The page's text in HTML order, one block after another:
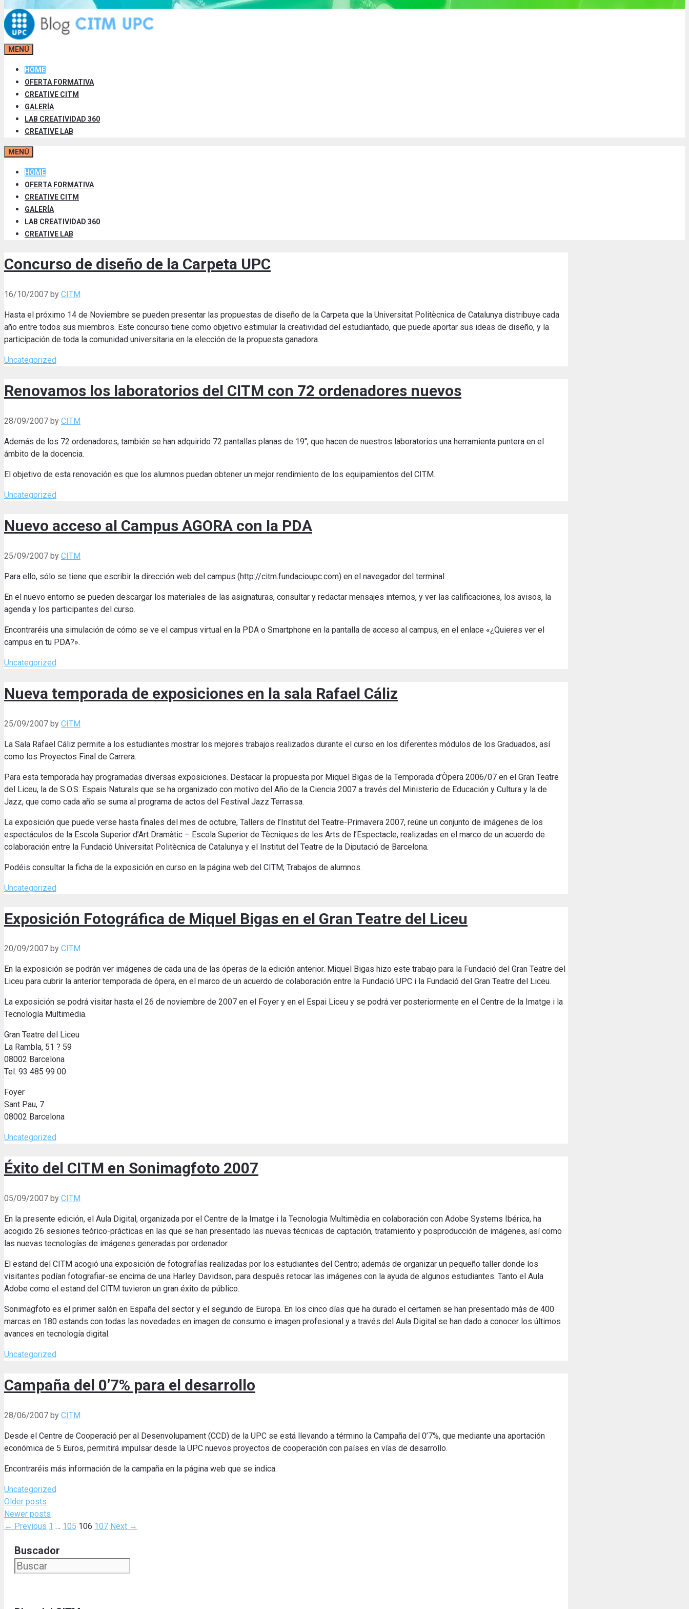
MENÚ
HOME
OFERTA FORMATIVA
CREATIVE CITM
GALERÍA
LAB CREATIVIDAD 360
CREATIVE LAB
MENÚ
HOME
OFERTA FORMATIVA
CREATIVE CITM
GALERÍA
LAB CREATIVIDAD 360
CREATIVE LAB
Concurso de diseño de la Carpeta UPC
16/10/2007 by CITM
Hasta el próximo 14 de Noviembre se pueden presentar las propuestas de diseño de la Carpeta que la Universitat Politècnica de Catalunya distribuye cada
año entre todos sus miembros. Este concurso tiene como objetivo estimular la creatividad del estudiantado, que puede aportar sus ideas de diseño, y la
participación de toda la comunidad universitaria en la elección de la propuesta ganadora.
Categories
Uncategorized
Renovamos los laboratorios del CITM con 72 ordenadores nuevos
28/09/2007 by CITM
Además de los 72 ordenadores, también se han adquirido 72 pantallas planas de 19″, que hacen de nuestros laboratorios una herramienta puntera en el
ámbito de la docencia.
El objetivo de esta renovación es que los alumnos puedan obtener un mejor rendimiento de los equipamientos del CITM.
Categories
Uncategorized
Nuevo acceso al Campus AGORA con la PDA
25/09/2007 by CITM
Para ello, sólo se tiene que escribir la dirección web del campus (http://citm.fundacioupc.com) en el navegador del terminal.
En el nuevo entorno se pueden descargar los materiales de las asignaturas, consultar y redactar mensajes internos, y ver las calificaciones, los avisos, la
agenda y los participantes del curso.
Encontraréis una simulación de cómo se ve el campus virtual en la PDA o Smartphone en la pantalla de acceso al campus, en el enlace «¿Quieres ver el
campus en tu PDA?».
Categories
Uncategorized
Nueva temporada de exposiciones en la sala Rafael Cáliz
25/09/2007 by CITM
La Sala Rafael Cáliz permite a los estudiantes mostrar los mejores trabajos realizados durante el curso en los diferentes módulos de los Graduados, así
como los Proyectos Final de Carrera.
Para esta temporada hay programadas diversas exposiciones. Destacar la propuesta por Miquel Bigas de la Temporada d’Òpera 2006/07 en el Gran Teatre
del Liceu, la de S.O.S: Espais Naturals que se ha organizado con motivo del Año de la Ciencia 2007 a través del Ministerio de Educación y Cultura y la de
Jazz, que como cada año se suma al programa de actos del Festival Jazz Terrassa.
La exposición que puede verse hasta finales del mes de octubre, Tallers de l’Institut del Teatre-Primavera 2007, reúne un conjunto de imágenes de los
espectáculos de la Escola Superior d’Art Dramàtic – Escola Superior de Tècniques de les Arts de l’Espectacle, realizadas en el marco de un acuerdo de
colaboración entre la Fundació Universitat Politècnica de Catalunya y el Institut del Teatre de la Diputació de Barcelona.
Podéis consultar la ficha de la exposición en curso en la página web del CITM; Trabajos de alumnos.
Categories
Uncategorized
Exposición Fotográfica de Miquel Bigas en el Gran Teatre del Liceu
20/09/2007 by CITM
En la exposición se podrán ver imágenes de cada una de las óperas de la edición anterior. Miquel Bigas hizo este trabajo para la Fundació del Gran Teatre del
Liceu para cubrir la anterior temporada de ópera, en el marco de un acuerdo de colaboración entre la Fundació UPC i la Fundació del Gran Teatre del Liceu.
La exposición se podrá visitar hasta el 26 de noviembre de 2007 en el Foyer y en el Espai Liceu y se podrá ver posteriormente en el Centre de la Imatge i la
Tecnología Multimedia.
Gran Teatre del Liceu
La Rambla, 51 ? 59
08002 Barcelona
Tel. 93 485 99 00
Foyer
Sant Pau, 7
08002 Barcelona
Categories
Uncategorized
Éxito del CITM en Sonimagfoto 2007
05/09/2007 by CITM
En la presente edición, el Aula Digital, organizada por el Centre de la Imatge i la Tecnologia Multimèdia en colaboración con Adobe Systems Ibérica, ha
acogido 26 sesiones teórico-prácticas en las que se han presentado las nuevas técnicas de captación, tratamiento y posproducción de imágenes, así como
las nuevas tecnologías de imágenes generadas por ordenador.
El estand del CITM acogió una exposición de fotografías realizadas por los estudiantes del Centro; además de organizar un pequeño taller donde los
visitantes podían fotografiar-se encima de una Harley Davidson, para después retocar las imágenes con la ayuda de algunos estudiantes. Tanto el Aula
Adobe como el estand del CITM tuvieron un gran éxito de público.
Sonimagfoto es el primer salón en España del sector y el segundo de Europa. En los cinco días que ha durado el certamen se han presentado más de 400
marcas en 180 estands con todas las novedades en imagen de consumo e imagen profesional y a través del Aula Digital se han dado a conocer los últimos
avances en tecnología digital.
Categories
Uncategorized
Campaña del 0’7% para el desarrollo
28/06/2007 by CITM
Desde el Centre de Cooperació per al Desenvolupament (CCD) de la UPC se está llevando a término la Campaña del 0’7%, que mediante una aportación
económica de 5 Euros, permitirá impulsar desde la UPC nuevos proyectos de cooperación con países en vías de desarrollo.
Encontraréis más información de la campaña en la página web que se indica.
Categories
Uncategorized
Older posts
Newer posts
← Previous Page
1 … Page
105 Page
106 Page
107 Next →
Buscador